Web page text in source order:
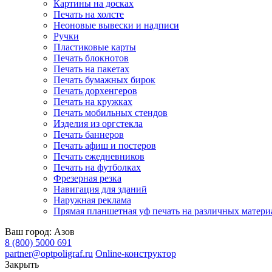
Картины на досках
Печать на холсте
Неоновые вывески и надписи
Ручки
Пластиковые карты
Печать блокнотов
Печать на пакетах
Печать бумажных бирок
Печать дорхенгеров
Печать на кружках
Печать мобильных стендов
Изделия из оргстекла
Печать баннеров
Печать афиш и постеров
Печать ежедневников
Печать на футболках
Фрезерная резка
Навигация для зданий
Наружная реклама
Прямая планшетная уф печать на различных
Ваш город: Азов
8 (800) 5000 691
partner@optpoligraf.ru Online-конструктор
Закрыть